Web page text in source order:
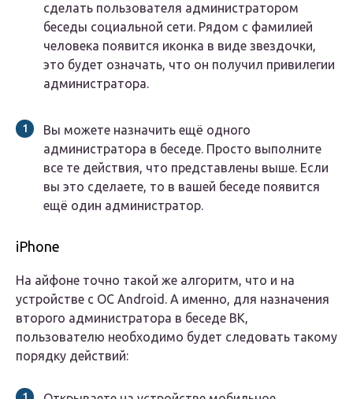
сделать пользователя администратором
беседы социальной сети. Рядом с фамилией
человека появится иконка в виде звездочки,
это будет означать, что он получил привилегии
администратора.
Вы можете назначить ещё одного
администратора в беседе. Просто выполните
все те действия, что представлены выше. Если
вы это сделаете, то в вашей беседе появится
ещё один администратор.
iPhone
На айфоне точно такой же алгоритм, что и на
устройстве с ОС Android. А именно, для назначения
второго администратора в беседе ВК,
пользователю необходимо будет следовать такому
порядку действий: